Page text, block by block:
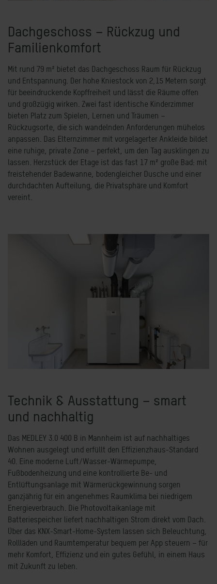
Dachgeschoss – Rückzug und
Familienkomfort
Mit rund 79 m² bietet das Dachgeschoss Raum für Rückzug
und Entspannung. Der hohe Kniestock von 2,15 Metern sorgt
für beeindruckende Kopffreiheit und lässt die Räume offen
und großzügig wirken. Zwei fast identische Kinderzimmer
bieten Platz zum Spielen, Lernen und Träumen –
Rückzugsorte, die sich wandelnden Anforderungen mühelos
anpassen. Das Elternzimmer mit vorgelagerter Ankleide bildet
eine ruhige, private Zone – perfekt, um den Tag ausklingen zu
lassen. Herzstück der Etage ist das fast 17 m² große Bad: mit
freistehender Badewanne, bodengleicher Dusche und einer
durchdachten Aufteilung, die Privatsphäre und Komfort
vereint.
Technik & Ausstattung – smart
und nachhaltig
Das MEDLEY 3.0 400 B in Mannheim ist auf nachhaltiges
Wohnen ausgelegt und erfüllt den Effizienzhaus-Standard
40. Eine moderne Luft/Wasser-Wärmepumpe,
Fußbodenheizung und eine kontrollierte Be- und
Entlüftungsanlage mit Wärmerückgewinnung sorgen
ganzjährig für ein angenehmes Raumklima bei niedrigem
Energieverbrauch. Die Photovoltaikanlage mit
Batteriespeicher liefert nachhaltigen Strom direkt vom Dach.
Über das KNX-Smart-Home-System lassen sich Beleuchtung,
Rollläden und Raumtemperatur bequem per App steuern – für
mehr Komfort, Effizienz und ein gutes Gefühl, in einem Haus
mit Zukunft zu leben.